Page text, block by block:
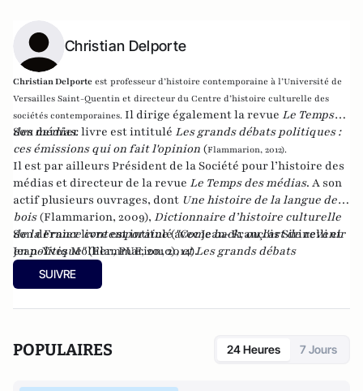
Christian Delporte
Christian Delporte est professeur d’histoire contemporaine à l’Université de
Versailles Saint-Quentin et directeur du Centre d’histoire culturelle des
sociétés contemporaines. Il dirige également la revue Le Temps
des médias.
Son dernier livre est intitulé Les grands débats politiques :
ces émissions qui on fait l'opinion (Flammarion, 2012).
Il est par ailleurs Président de la Société pour l’histoire des
médias et directeur de la revue Le Temps des médias. A son
actif plusieurs ouvrages, dont Une histoire de la langue de
bois(Flammarion, 2009), Dictionnaire d’histoire culturelle
de la France contemporaine(avec Jean-François Sirinelli et
Jean-Yves Mollier,PUF, 2010), etLes grands débats
politiques : ces émissions qui ont fait l'opinion
2012).
Son dernier livre est intitulé"Come back, ou l'art de revenir
en politique"(Flammarion, 2014).
SUIVRE
POPULAIRES 24 Heures 7 Jours